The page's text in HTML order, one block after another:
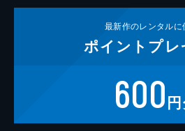
最新作のレンタルに
ポイント プレ
600